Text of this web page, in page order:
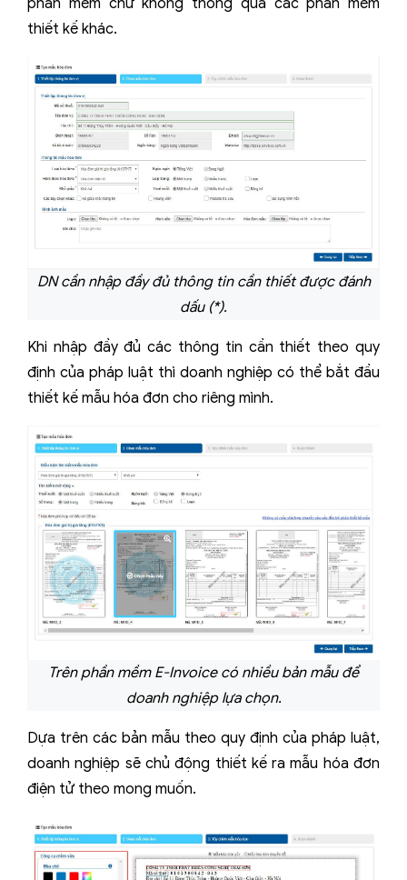
thiết kế khác.
DN cần nhập đầy đủ thông tin cần thiết được đánh
dấu (*).
Khi nhập đầy đủ các thông tin cần thiết theo quy
định của pháp luật thì doanh nghiệp có thể bắt đầu
thiết kế mẫu hóa đơn cho riêng mình.
Trên phần mềm E-Invoice có nhiều bản mẫu để
doanh nghiệp lựa chọn.
Dựa trên các bản mẫu theo quy định của pháp luật,
doanh nghiệp sẽ chủ động thiết kế ra mẫu hóa đơn
điện tử theo mong muốn.